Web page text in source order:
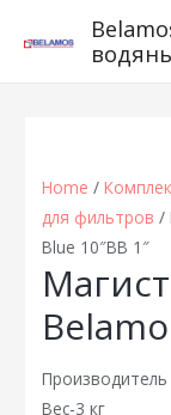
Home /
для фильтров /
Blue 10″BB 1″
Вес-3 кг